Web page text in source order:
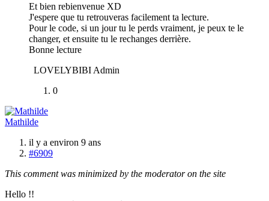
Et bien rebienvenue XD
J'espere que tu retrouveras facilement ta lecture.
Pour le code, si un jour tu le perds vraiment, je peux te le
changer, et ensuite tu le rechanges derrière.
Bonne lecture
LOVELYBIBI Admin
0
Mathilde
il y a environ 9 ans
#6909
This comment was minimized by the moderator on the site
Hello !!